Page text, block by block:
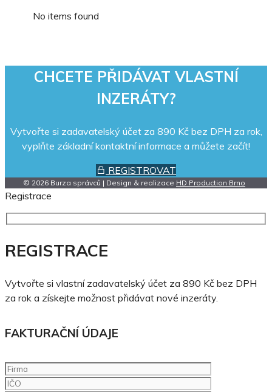
No items found
CHCETE PŘIDÁVAT VLASTNÍ
INZERÁTY?
Vytvořte si zadavatelský účet za 890 Kč bez DPH za rok,
vyplňte základní kontaktní informace a můžete začít!
REGISTROVAT
© 2026 Burza správců | Design & realizace HD Production Brno
Registrace
REGISTRACE
Vytvořte si vlastní zadavatelský účet za 890 Kč bez DPH
za rok a získejte možnost přidávat nové inzeráty.
FAKTURAČNÍ ÚDAJE